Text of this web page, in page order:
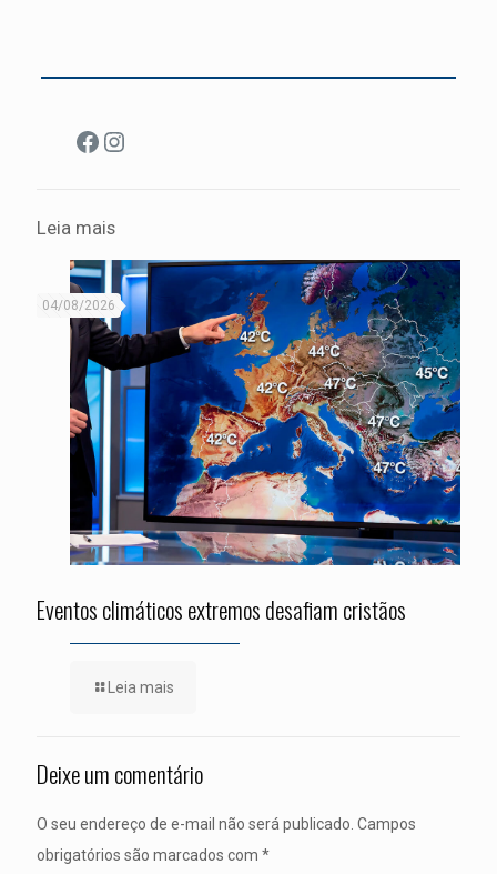
Facebook
Instagram
Leia mais
04/08/2026
Eventos climáticos extremos desafiam cristãos
Leia mais
Deixe um comentário
O seu endereço de e-mail não será publicado. Campos
obrigatórios são marcados com *